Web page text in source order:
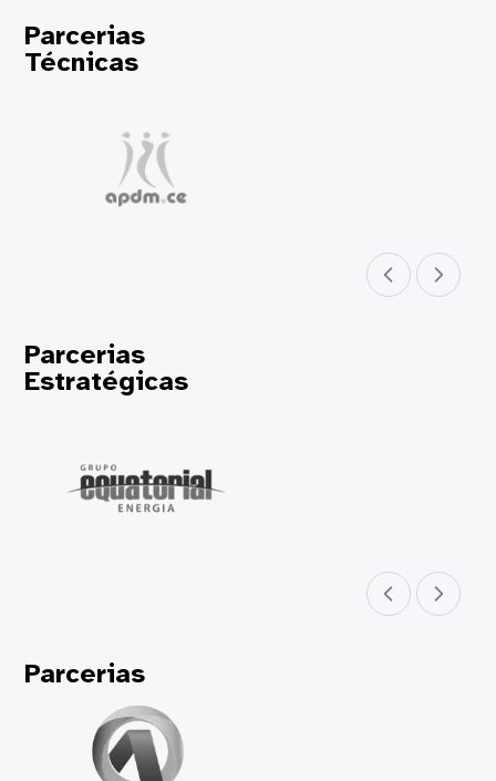
Parcerias
Técnicas
Parceiro anterior
Próximo
Parcerias
Estratégicas
Parceiro anterior
Próximo
Parcerias